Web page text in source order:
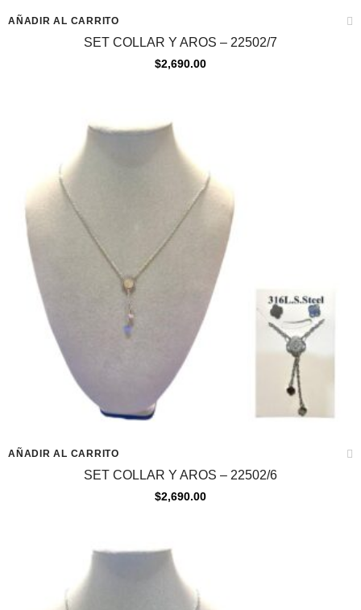
AÑADIR AL CARRITO
SET COLLAR Y AROS – 22502/7
$2,690.00
AÑADIR AL CARRITO
SET COLLAR Y AROS – 22502/6
$2,690.00